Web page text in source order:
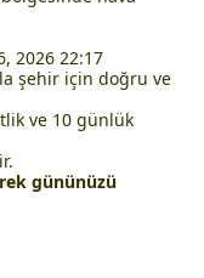
2026 22:17
şehir için doğru ve
ve 10 günlük
gününüzü